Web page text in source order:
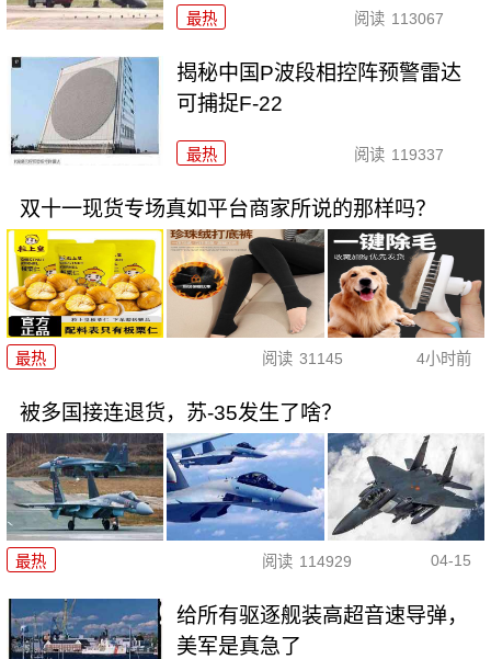
最热 阅读 113067
揭秘中国P波段相控阵预警雷达
可捕捉F-22
最热 阅读 119337
双十一现货专场真如平台商家所说的那样吗？
最热 阅读 31145 4小时前
被多国接连退货，苏-35发生了啥？
最热 阅读 114929 04-15
给所有驱逐舰装高超音速导弹，
美军是真急了